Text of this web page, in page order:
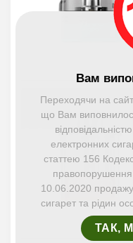
Вам
Переходячи на
що Вам
електронних
статтею 156
правопорушення
10.06.2020
сигарет та рідин
ТАК,